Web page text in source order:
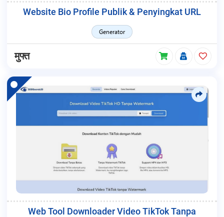
Website Bio Profile Publik & Penyingkat URL
Generator
मुफ्त
Web Tool Downloader Video TikTok Tanpa